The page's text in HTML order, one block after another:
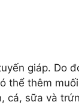
giáp. Do
thể thêm
cá, sữa và